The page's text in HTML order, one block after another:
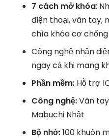
7 cách mở khóa:
điện thoại, vân tay,
chìa khóa cơ
Công nghệ nhận
ngay cả khi mang
Phần mềm: Hỗ trợ
Công nghệ:Vân
Mabuchi Nhật
Bộ nhớ:100 khuôn